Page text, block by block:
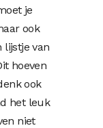
je
ook
lijstje van
hoeven
ook
het leuk
niet